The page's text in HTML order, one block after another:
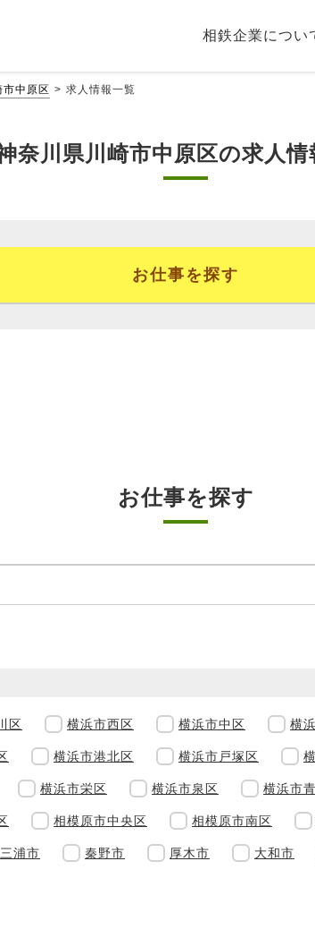
相鉄企業につい
市中原区 求人情報一覧
奈川県川崎市中原区の求人情
お仕事を探す
お仕事を探す
区 横浜市西区 横浜市中区 横
横浜市港北区 横浜市戸塚区
横浜市栄区 横浜市泉区 横浜市
相模原市中央区 相模原市南区
三浦市 秦野市 厚木市 大和市